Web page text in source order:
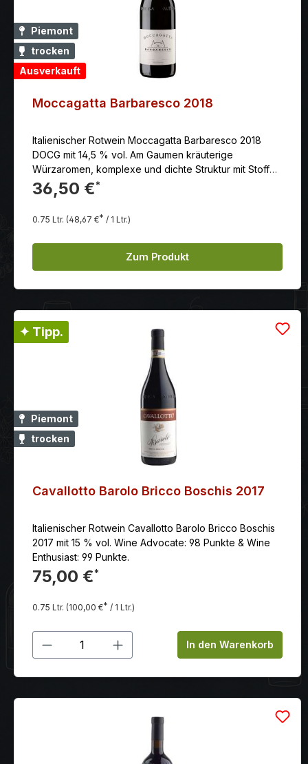
Piemont
trocken
Ausverkauft
Moccagatta Barbaresco 2018
Italienischer Rotwein Moccagatta Barbaresco 2018
DOCG mit 14,5 % vol. Am Gaumen kräuterige
Würzaromen, komplexe und dichte Struktur mit Stoff
und Konzentration, feiner und langer Abgang.
36,50 €*
0.75 Ltr. (48,67 €* / 1 Ltr.)
Zum Produkt
✦ Tipp.
Piemont
trocken
Cavallotto Barolo Bricco Boschis 2017
Italienischer Rotwein Cavallotto Barolo Bricco Boschis
2017 mit 15 % vol. Wine Advocate: 98 Punkte & Wine
Enthusiast: 99 Punkte.
75,00 €*
0.75 Ltr. (100,00 €* / 1 Ltr.)
Produkt Anzahl: Gib denIn den Warenkorb